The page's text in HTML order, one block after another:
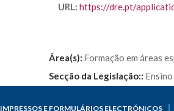
URL: https://dre.pt/
Área(s): Formação em áreas
Secção da Legislação::
IMPRESSOS E FORMULÁRIOS ELECTRÓNICOS